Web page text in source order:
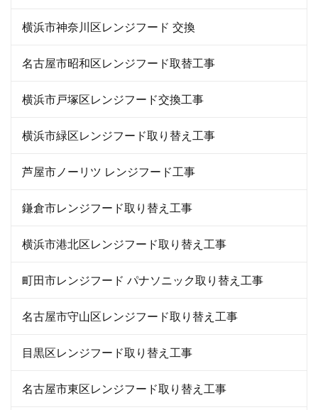
横浜市神奈川区レンジフード 交換
名古屋市昭和区レンジフード取替工事
横浜市戸塚区レンジフード交換工事
横浜市緑区レンジフード取り替え工事
芦屋市ノーリツ レンジフード工事
鎌倉市レンジフード取り替え工事
横浜市港北区レンジフード取り替え工事
町田市レンジフード パナソニック取り替え工事
名古屋市守山区レンジフード取り替え工事
目黒区レンジフード取り替え工事
名古屋市東区レンジフード取り替え工事